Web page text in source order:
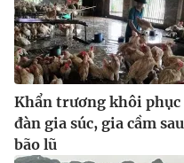
Khẩn trương khôi phục
đàn gia súc, gia cầm sau
bão lũ